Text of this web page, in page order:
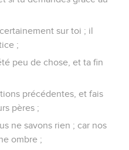
sur toi ; il
;
peu de chose, et ta fin
précédentes, et fais
pères ;
ne savons rien ; car nos
ombre ;